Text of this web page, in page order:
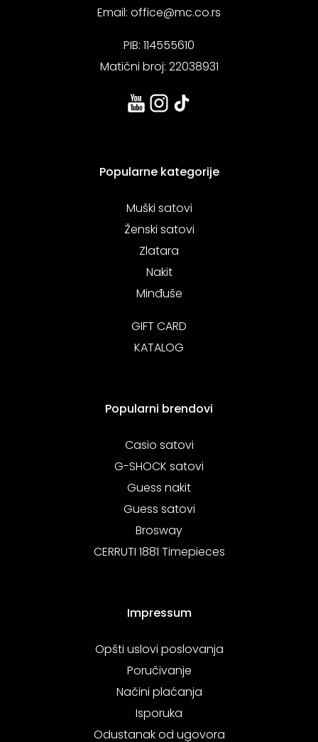
Email: office@mc.co.rs
PIB: 114555610
Matični broj: 22038931
Popularne kategorije
Muški satovi
Ženski satovi
Zlatara
Nakit
Minđuše
GIFT CARD
KATALOG
Popularni brendovi
Casio satovi
G-SHOCK satovi
Guess nakit
Guess satovi
Brosway
CERRUTI 1881 Timepieces
Impressum
Opšti uslovi poslovanja
Poručivanje
Načini plaćanja
Isporuka
Odustanak od ugovora